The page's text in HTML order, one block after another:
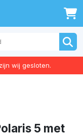
0
zijn wij gesloten.
5 met